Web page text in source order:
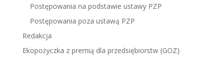
Postępowania na podstawie ustawy PZP
Postępowania poza ustawą PZP
Redakcja
Ekopożyczka z premią dla przedsiębiorstw (GOZ)